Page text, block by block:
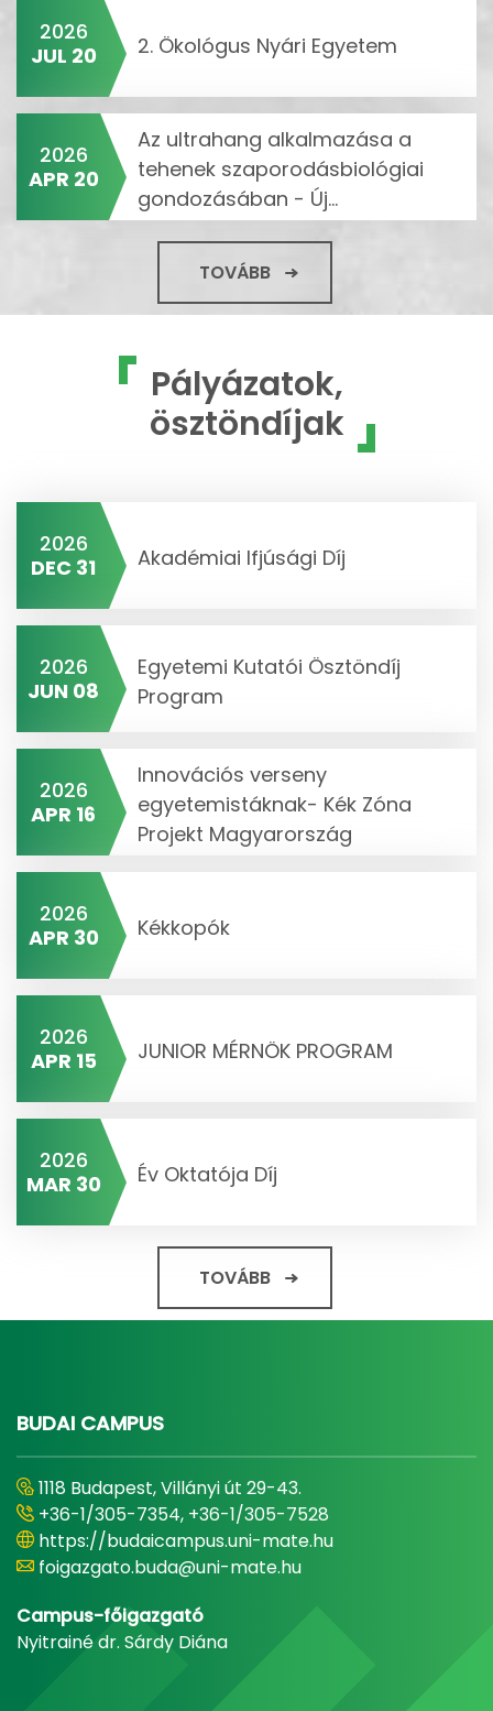
2026
JUL 20
2. Ökológus Nyári Egyetem
2026
APR 20
Az ultrahang alkalmazása a
tehenek szaporodásbiológiai
gondozásában - Új...
TOVÁBB
Pályázatok,
ösztöndíjak
2026
DEC 31
Akadémiai Ifjúsági Díj
2026
JUN 08
Egyetemi Kutatói Ösztöndíj
Program
2026
APR 16
Innovációs verseny
egyetemistáknak- Kék Zóna
Projekt Magyarország
2026
APR 30
Kékkopók
2026
APR 15
JUNIOR MÉRNÖK PROGRAM
2026
MAR 30
Év Oktatója Díj
TOVÁBB
BUDAI CAMPUS
1118 Budapest, Villányi út 29-43.
+36-1/305-7354, +36-1/305-7528
https://budaicampus.uni-mate.hu
foigazgato.buda@uni-mate.hu
Campus-főigazgató
Nyitrainé dr. Sárdy Diána